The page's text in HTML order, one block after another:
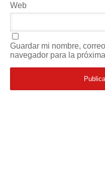
Web
Guardar mi nombre,
navegador para la